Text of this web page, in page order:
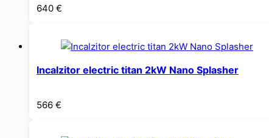
640 €
Incalzitor electric titan 2kW Nano Splasher
566 €